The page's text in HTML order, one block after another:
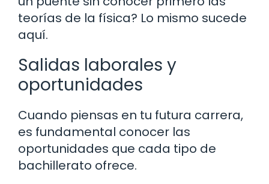
teorías de la física? Lo mismo sucede
aquí.
Salidas laborales y
oportunidades
Cuando piensas en tu futura carrera,
es fundamental conocer las
oportunidades que cada tipo de
bachillerato ofrece.